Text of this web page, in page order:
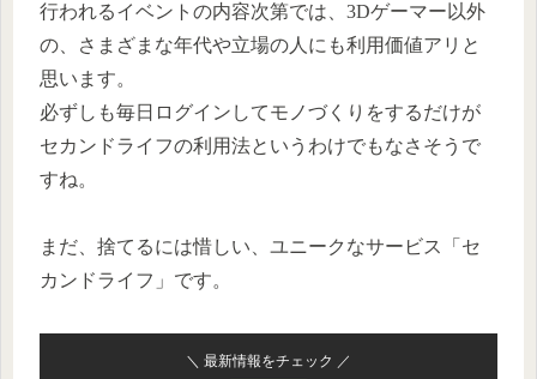
行われるイベントの内容次第では、3Dゲーマー以外
の、さまざまな年代や立場の人にも利用価値アリと
思います。
必ずしも毎日ログインしてモノづくりをするだけが
セカンドライフの利用法というわけでもなさそうで
すね。
まだ、捨てるには惜しい、ユニークなサービス「セ
カンドライフ」です。
＼ 最新情報をチェック ／